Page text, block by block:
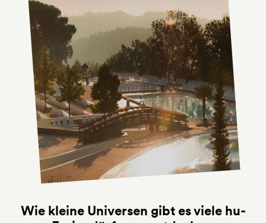
Wie kleine Universen gibt es viele hu-